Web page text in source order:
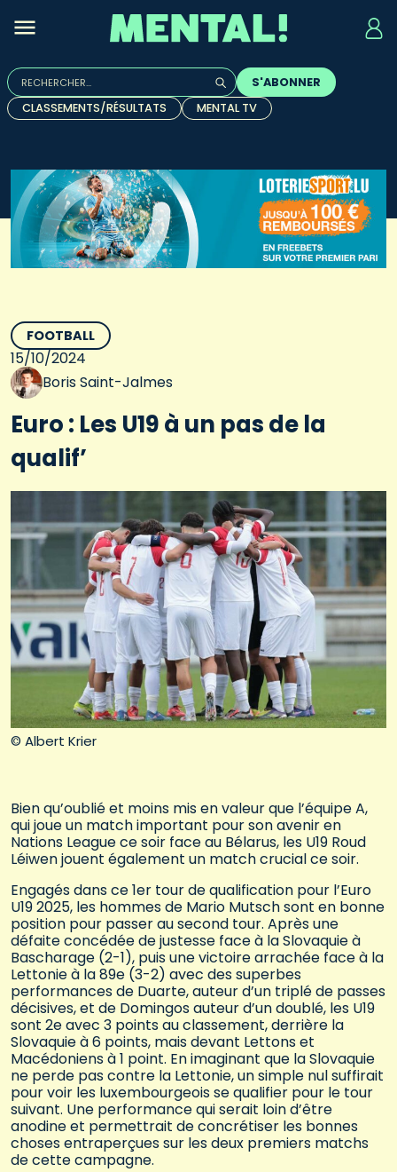
Rechercher :
Quand les résultats de l'auto-complétion sont
S'ABONNER
CLASSEMENTS/RÉSULTATS
MENTAL TV
© Albert Krier
FOOTBALL
15/10/2024
Boris Saint-Jalmes
Euro : Les U19 à un pas de la
qualif’
Bien qu’oublié et moins mis en valeur que l’équipe A,
qui joue un match important pour son avenir en
Nations League ce soir face au Bélarus, les U19 Roud
Léiwen jouent également un match crucial ce soir.
Engagés dans ce 1er tour de qualification pour l’Euro
U19 2025, les hommes de Mario Mutsch sont en bonne
position pour passer au second tour. Après une
défaite concédée de justesse face à la Slovaquie à
Bascharage (2-1), puis une victoire arrachée face à la
Lettonie à la 89e (3-2) avec des superbes
performances de Duarte, auteur d’un triplé de passes
décisives, et de Domingos auteur d’un doublé, les U19
sont 2e avec 3 points au classement, derrière la
Slovaquie à 6 points, mais devant Lettons et
Macédoniens à 1 point. En imaginant que la Slovaquie
ne perde pas contre la Lettonie, un simple nul suffirait
pour voir les luxembourgeois se qualifier pour le tour
suivant. Une performance qui serait loin d’être
anodine et permettrait de concrétiser les bonnes
choses entraperçues sur les deux premiers matchs
de cette campagne.